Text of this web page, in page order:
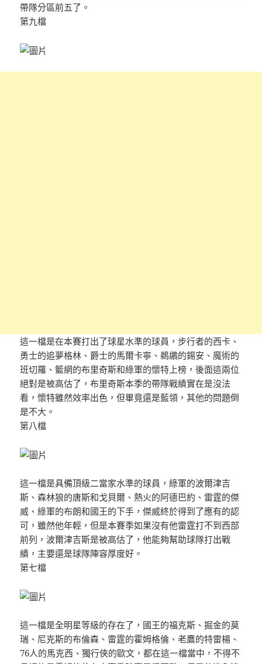
帶隊分區前五了。
第九檔
這一檔是在本賽打出了球星水準的球員，步行者的西卡、
勇士的追夢格林、爵士的馬爾卡寧、鵜鶘的錫安、魔術的
班切羅、籃網的布里奇斯和綠軍的懷特上榜，後面這兩位
絕對是被高估了，布里奇斯本季的帶隊戰績實在是沒法
看，懷特雖然效率出色，但畢竟還是藍領，其他的問題倒
是不大。
第八檔
這一檔是具備頂級二當家水準的球員，綠軍的波爾津吉
斯、森林狼的唐斯和戈貝爾、熱火的阿德巴約、雷霆的傑
威、綠軍的布朗和國王的下手，傑威終於得到了應有的認
可，雖然他年輕，但是本賽季如果沒有他雷霆打不到西部
前列，波爾津吉斯是被高估了，他能夠幫助球隊打出戰
績，主要還是球隊陣容厚度好。
第七檔
這一檔是全明星等級的存在了，國王的福克斯、掘金的莫
瑞、尼克斯的布倫森、雷霆的霍姆格倫、老鷹的特雷楊、
76人的馬克西、獨行俠的歐文，都在這一檔當中，不得不